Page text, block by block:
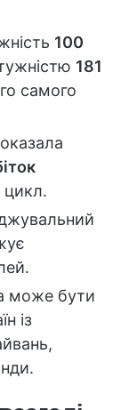
100
181
самого
може бути
із